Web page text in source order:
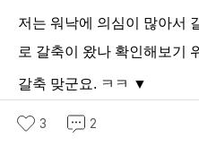
저는 워낙에 의심이 많아서
로 갈축이 왔나 확인해보기
갈축 맞군요. ㅋㅋ ▼
3 2